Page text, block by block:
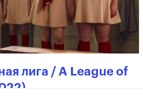
лига / A League of